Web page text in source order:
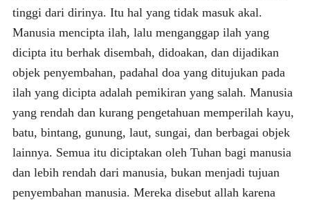
tinggi dari dirinya. Itu hal yang tidak masuk akal.
Manusia mencipta ilah, lalu menganggap ilah yang
dicipta itu berhak disembah, didoakan, dan dijadikan
objek penyembahan, padahal doa yang ditujukan pada
ilah yang dicipta adalah pemikiran yang salah. Manusia
yang rendah dan kurang pengetahuan memperilah kayu,
batu, bintang, gunung, laut, sungai, dan berbagai objek
lainnya. Semua itu diciptakan oleh Tuhan bagi manusia
dan lebih rendah dari manusia, bukan menjadi tujuan
penyembahan manusia. Mereka disebut allah karena